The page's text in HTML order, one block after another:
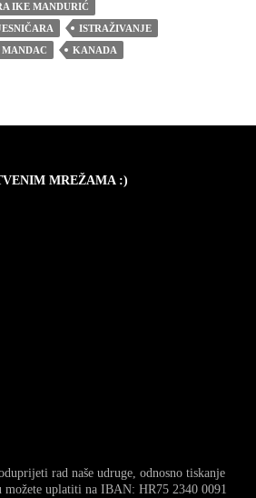
IKE MANDURIĆ
ISTRAŽIVANJE
KANADA
MREŽAMA :)
rad naše udruge, odnosno tiskanje
možete uplatiti na IBAN: HR75 2340 0091